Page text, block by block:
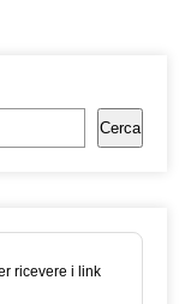
Cerca
ricevere i link